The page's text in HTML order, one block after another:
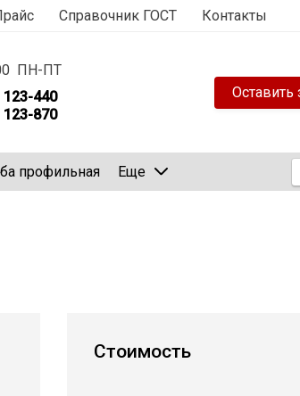
Справочник ГОСТ Контакты
ПН-ПТ
123-440
123-870
Оставить
профильная Еще
Стоимость